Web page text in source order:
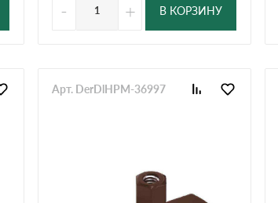
- + В КОРЗИНУ
Арт. DerDlHPM-36997